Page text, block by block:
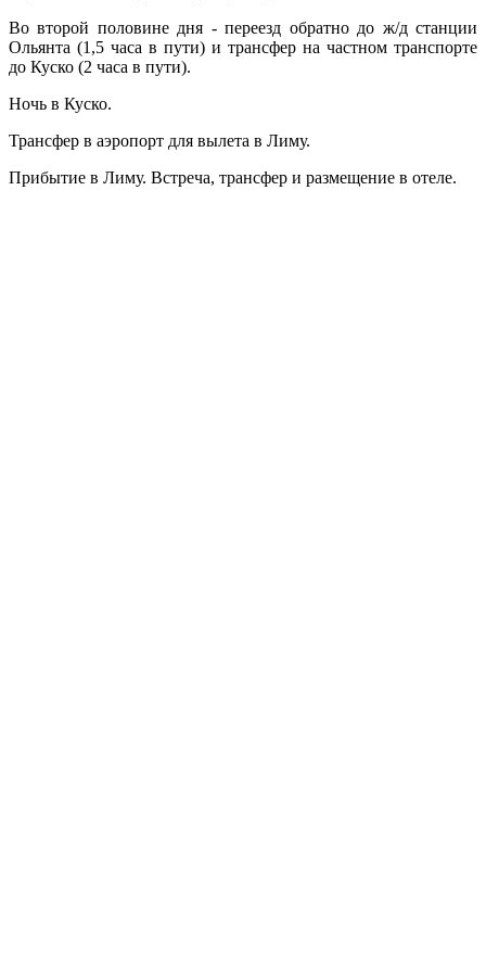
Во второй половине дня - переезд обратно до ж/д станции
Ольянта (1,5 часа в пути) и трансфер на частном транспорте
до Куско (2 часа в пути).
Ночь в Куско.
Трансфер в аэропорт для вылета в Лиму.
Прибытие в Лиму. Встреча, трансфер и pазмещение в отеле.